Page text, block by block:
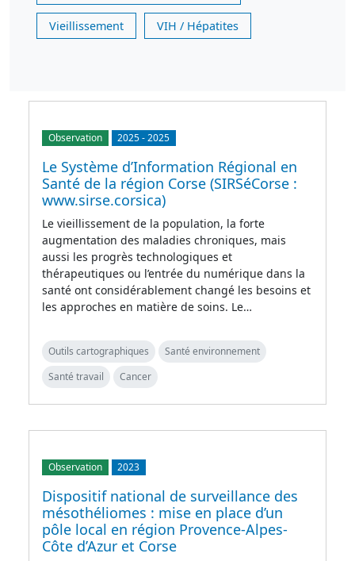
Vieillissement VIH / Hépatites
Observation 2025-2025
Le Système d’Information Régional en
Santé de la région Corse (SIRSéCorse :
www.sirse.corsica)
Le vieillissement de la population, la forte
augmentation des maladies chroniques, mais
aussi les progrès technologiques et
thérapeutiques ou l’entrée du numérique dans la
santé ont considérablement changé les besoins et
les approches en matière de soins. Le…
Outils cartographiques
Santé environnement
Santé travail
Cancer
Observation 2023
Dispositif national de surveillance des
mésothéliomes : mise en place d’un
pôle local en région Provence-Alpes-
Côte d’Azur et Corse